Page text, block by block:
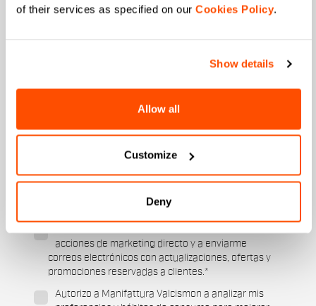
of their services as specified on our Cookies Policy.
Show details
Allow all
Customize
Deny
Correo*
Esquí y deportes de
Cycling
¿Cuándo es tu cumpleaños?
acciones de marketing directo y a enviarme
correos electrónicos con actualizaciones, ofertas y
promociones reservadas a clientes.*
Autorizo a Manifattura Valcismon a analizar mis